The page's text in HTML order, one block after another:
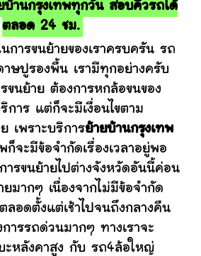
บ้านกรุงเทพทุกวัน สอบคิวรถได้
ตลอด 24 ชม.
นย้ายของเราครบครัน รถ
าษปูรองพื้น เรามีทุกอย่างครับ
ขนย้าย ต้องการหกล้อขนของ
การ แต่ก็จะมีเงื่อนไขตาม
เพราะบริการย้ายบ้านกรุงเทพ
ก็จะมีข้อจำกัดเรื่องเวลาอยู่พอ
ารขนย้ายไปต่างจังหวัดอันนี้ค่อน
ยมากๆ เนื่องจากไม่มีข้อจำกัด
ลอดตั้งแต่เช้าไปจนถึงกลางคืน
ารรถด่วนมากๆ ทางเราจะ
ะหลังคาสูง กับ รถ4ล้อใหญ่